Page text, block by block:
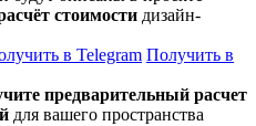
стоимости дизайн-
в Telegram Получить в
предварительный расчет
для вашего пространства